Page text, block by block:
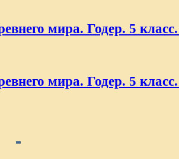
мира. Годер. 5
мира. Годер. 5